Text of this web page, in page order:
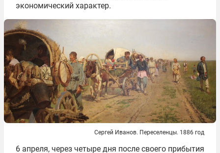
экономический характер.
Сергей Иванов. Переселенцы. 1886 год
6 апреля, через четыре дня после своего прибытия